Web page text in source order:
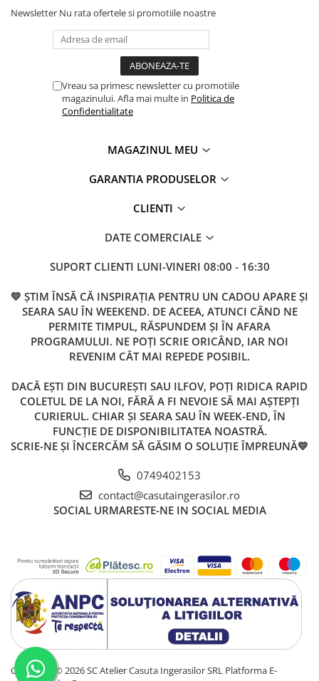
Newsletter Nu rata ofertele si promotiile noastre
Vreau sa primesc newsletter cu promotiile
magazinului. Afla mai multe in Politica de
Confidentialitate
MAGAZINUL MEU
GARANTIA PRODUSELOR
CLIENTI
DATE COMERCIALE
SUPORT CLIENTI LUNI-VINERI 08:00 - 16:30
💛 ȘTIM ÎNSĂ CĂ INSPIRAȚIA PENTRU UN CADOU APARE ȘI
SEARA SAU ÎN WEEKEND. DE ACEEA, ATUNCI CÂND NE
PERMITE TIMPUL, RĂSPUNDEM ȘI ÎN AFARA
PROGRAMULUI. NE POȚI SCRIE ORICÂND, IAR NOI
REVENIM CÂT MAI REPEDE POSIBIL.
DACĂ EȘTI DIN BUCUREȘTI SAU ILFOV, POȚI RIDICA RAPID
COLETUL DE LA NOI, FĂRĂ A FI NEVOIE SĂ MAI AȘTEPȚI
CURIERUL. CHIAR ȘI SEARA SAU ÎN WEEK-END, ÎN
FUNCȚIE DE DISPONIBILITATEA NOASTRĂ.
SCRIE-NE ȘI ÎNCERCĂM SĂ GĂSIM O SOLUȚIE ÎMPREUNĂ💛
0749402153
contact@casutaingerasilor.ro
SOCIAL URMARESTE-NE IN SOCIAL MEDIA
Copyright © 2026 SC Atelier Casuta Ingerasilor SRL Platforma E-